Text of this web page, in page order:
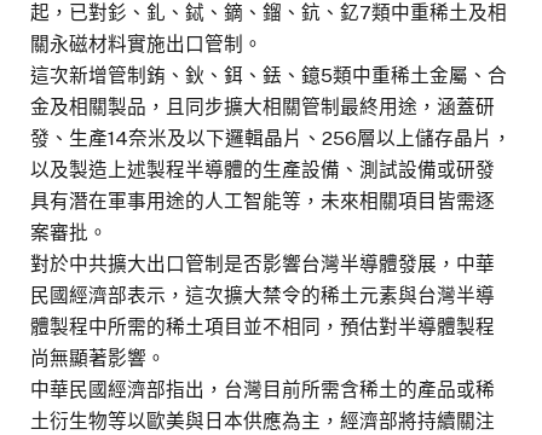
起，已對釤、釓、鋱、鏑、鎦、鈧、釔7類中重稀土及相
關永磁材料實施出口管制。
這次新增管制銪、鈥、鉺、銩、鐿5類中重稀土金屬、合
金及相關製品，且同步擴大相關管制最終用途，涵蓋研
發、生產14奈米及以下邏輯晶片、256層以上儲存晶片，
以及製造上述製程半導體的生產設備、測試設備或研發
具有潛在軍事用途的人工智能等，未來相關項目皆需逐
案審批。
對於中共擴大出口管制是否影響台灣半導體發展，中華
民國經濟部表示，這次擴大禁令的稀土元素與台灣半導
體製程中所需的稀土項目並不相同，預估對半導體製程
尚無顯著影響。
中華民國經濟部指出，台灣目前所需含稀土的產品或稀
土衍生物等以歐美與日本供應為主，經濟部將持續關注